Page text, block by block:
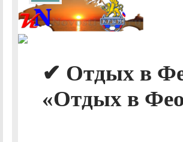
✔ Отдых в
«Отдых в